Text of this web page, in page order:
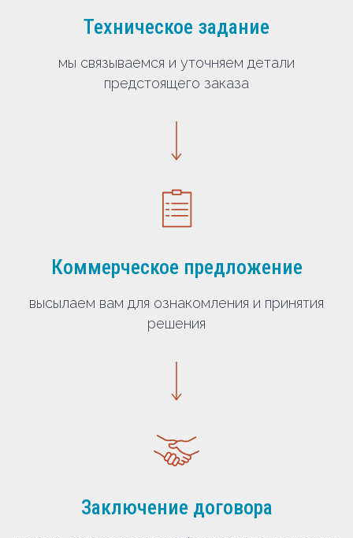
Техническое задание
мы связываемся и уточняем детали
предстоящего заказа
Коммерческое предложение
высылаем вам для ознакомления и принятия
решения
Заключение договора